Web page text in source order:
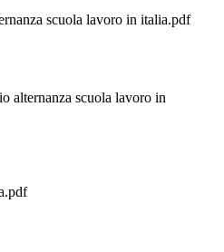
scuola lavoro in italia.pdf
alternanza scuola lavoro in